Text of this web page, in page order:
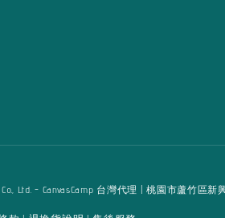
- CanvasCamp 台灣代理 | 桃園市蘆竹區新